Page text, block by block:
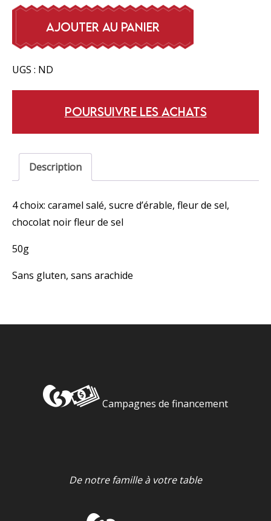
Tablettes
chocolat
AJOUTER AU PANIER
UGS : ND
POURSUIVRE LES ACHATS
Description
4 choix: caramel salé, sucre d’érable, fleur de sel,
chocolat noir fleur de sel
50g
Sans gluten, sans arachide
Campagnes de financement
De notre famille à votre table